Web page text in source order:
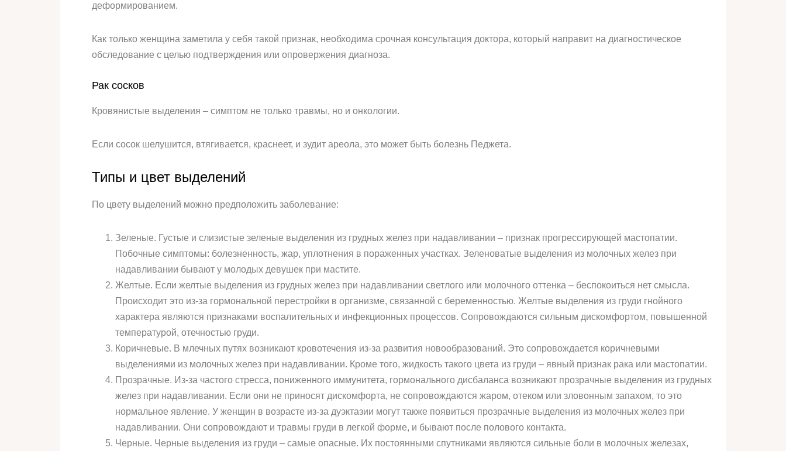
деформированием.
Как только женщина заметила у себя такой признак, необходима срочная консультация доктора, который направит на диагностическое
обследование с целью подтверждения или опровержения диагноза.
Рак сосков
Кровянистые выделения – симптом не только травмы, но и онкологии.
Если сосок шелушится, втягивается, краснеет, и зудит ареола, это может быть болезнь Педжета.
Типы и цвет выделений
По цвету выделений можно предположить заболевание:
Зеленые. Густые и слизистые зеленые выделения из грудных желез при надавливании – признак прогрессирующей мастопатии.
Побочные симптомы: болезненность, жар, уплотнения в пораженных участках. Зеленоватые выделения из молочных желез при
надавливании бывают у молодых девушек при мастите.
Желтые. Если желтые выделения из грудных желез при надавливании светлого или молочного оттенка – беспокоиться нет смысла.
Происходит это из-за гормональной перестройки в организме, связанной с беременностью. Желтые выделения из груди гнойного
характера являются признаками воспалительных и инфекционных процессов. Сопровождаются сильным дискомфортом, повышенной
температурой, отечностью груди.
Коричневые. В млечных путях возникают кровотечения из-за развития новообразований. Это сопровождается коричневыми
выделениями из молочных желез при надавливании. Кроме того, жидкость такого цвета из груди – явный признак рака или мастопатии.
Прозрачные. Из-за частого стресса, пониженного иммунитета, гормонального дисбаланса возникают прозрачные выделения из грудных
желез при надавливании. Если они не приносят дискомфорта, не сопровождаются жаром, отеком или зловонным запахом, то это
нормальное явление. У женщин в возрасте из-за дуэктазии могут также появиться прозрачные выделения из молочных желез при
надавливании. Они сопровождают и травмы груди в легкой форме, и бывают после полового контакта.
Черные. Черные выделения из груди – самые опасные. Их постоянными спутниками являются сильные боли в молочных железах,